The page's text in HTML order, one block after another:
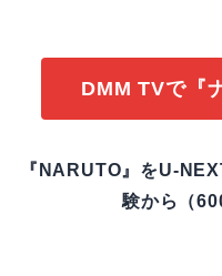
DMM TVで『
『NARUTO』をU-
験から（